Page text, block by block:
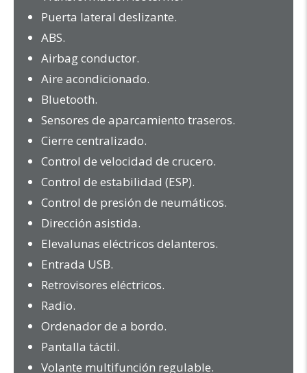
Puerta lateral deslizante.
ABS.
Airbag conductor.
Aire acondicionado.
Bluetooth.
Sensores de aparcamiento traseros.
Cierre centralizado.
Control de velocidad de crucero.
Control de estabilidad (ESP).
Control de presión de neumáticos.
Dirección asistida.
Elevalunas eléctricos delanteros.
Entrada USB.
Retrovisores eléctricos.
Radio.
Ordenador de a bordo.
Pantalla táctil.
Volante multifunción regulable.